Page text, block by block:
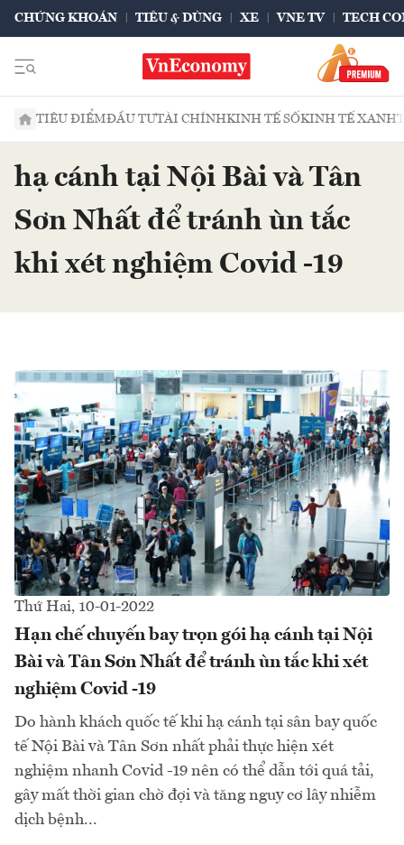
CHỨNG KHOÁN TIÊU & DÙNG XE VNE TV TECH
TIÊU ĐIỂMĐẦU TƯTÀI CHÍNHKINH TẾ SỐKINH TẾ XANH
hạ cánh tại Nội Bài và Tân
Sơn Nhất để tránh ùn tắc
khi xét nghiệm Covid -19
Thứ Hai, 10-01-2022
Hạn chế chuyến bay trọn gói hạ cánh tại Nội
Bài và Tân Sơn Nhất để tránh ùn tắc khi xét
nghiệm Covid -19
Do hành khách quốc tế khi hạ cánh tại sân bay quốc
tế Nội Bài và Tân Sơn nhất phải thực hiện xét
nghiệm nhanh Covid -19 nên có thể dẫn tới quá tải,
gây mất thời gian chờ đợi và tăng nguy cơ lây nhiễm
dịch bệnh...